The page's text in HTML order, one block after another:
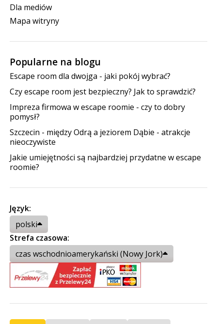
Dla mediów
Mapa witryny
Popularne na blogu
Escape room dla dwojga - jaki pokój wybrać?
Czy escape room jest bezpieczny? Jak to sprawdzić?
Impreza firmowa w escape roomie - czy to dobry
pomysł?
Szczecin - między Odrą a jeziorem Dąbie - atrakcje
nieoczywiste
Jakie umiejętności są najbardziej przydatne w escape
roomie?
Język:
polski
Strefa czasowa:
czas wschodnioamerykański (Nowy Jork)